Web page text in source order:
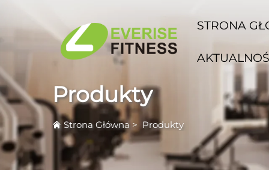
STRONA
Produkty
Strona Główna > Produkty